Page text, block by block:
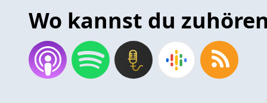
Wo kannst du